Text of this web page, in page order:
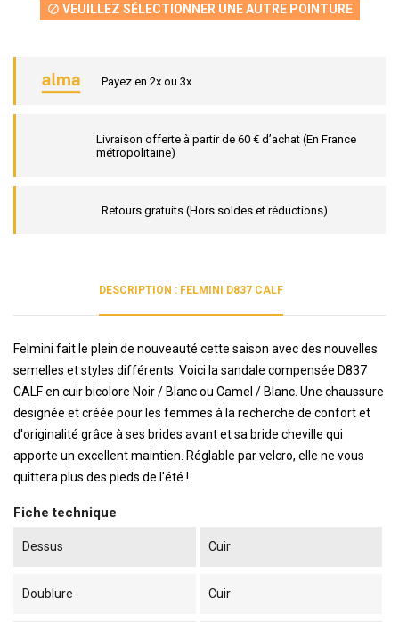
 VEUILLEZ SÉLECTIONNER UNE AUTRE POINTURE
Payez en 2x ou 3x
Livraison offerte à partir de 60 € d’achat (En France
métropolitaine)
Retours gratuits (Hors soldes et réductions)
DESCRIPTION : FELMINI D837 CALF
Felmini fait le plein de nouveauté cette saison avec des nouvelles
semelles et styles différents. Voici la sandale compensée D837
CALF en cuir bicolore Noir / Blanc ou Camel / Blanc. Une chaussure
designée et créée pour les femmes à la recherche de confort et
d'originalité grâce à ses brides avant et sa bride cheville qui
apporte un excellent maintien. Réglable par velcro, elle ne vous
quittera plus des pieds de l'été !
Fiche technique
Dessus Cuir
Doublure Cuir